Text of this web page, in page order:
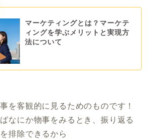
マーケティングとは？マーケテ
ィングを学ぶメリットと実現方
法について
を客観的に見るためのものです！
なにか物事をみるとき、振り返る
排除できるから